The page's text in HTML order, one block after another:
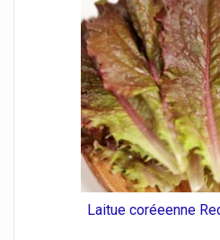
Laitue coréeenne